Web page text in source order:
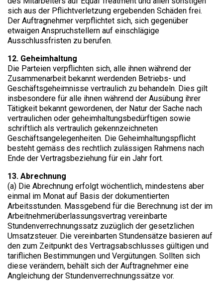
sich aus der Pflichtverletzung ergebenden Schäden frei.
Der Auftragnehmer verpflichtet sich, sich gegenüber
etwaigen Anspruchstellern auf einschlägige
Ausschlussfristen zu berufen.
12. Geheimhaltung
Die Parteien verpflichten sich, alle ihnen während der
Zusammenarbeit bekannt werdenden Betriebs- und
Geschäftsgeheimnisse vertraulich zu behandeln. Dies gilt
insbesondere für alle ihnen während der Ausübung ihrer
Tätigkeit bekannt gewordenen, der Natur der Sache nach
vertraulichen oder geheimhaltungsbedürftigen sowie
schriftlich als vertraulich gekennzeichneten
Geschäftsangelegenheiten. Die Geheimhaltungspflicht
besteht gemäss des rechtlich zulässigen Rahmens nach
Ende der Vertragsbeziehung für ein Jahr fort.
13. Abrechnung​
(a) Die Abrechnung erfolgt wöchentlich, mindestens aber
einmal im Monat auf Basis der dokumentierten
Arbeitsstunden. Massgebend für die Berechnung ist der im
Arbeitnehmerüberlassungsvertrag vereinbarte
Stundenverrechnungssatz zuzüglich der gesetzlichen
Umsatzsteuer. Die vereinbarten Stundensätze basieren auf
den zum Zeitpunkt des Vertragsabschlusses gültigen und
tariflichen Bestimmungen und Vergütungen. Sollten sich
diese verändern, behält sich der Auftragnehmer eine
Angleichung der Stundenverrechnungssätze vor.